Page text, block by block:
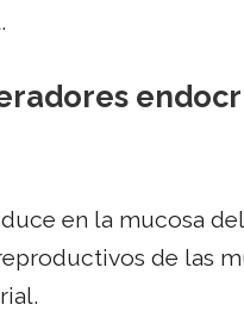
en la mucosa
de las